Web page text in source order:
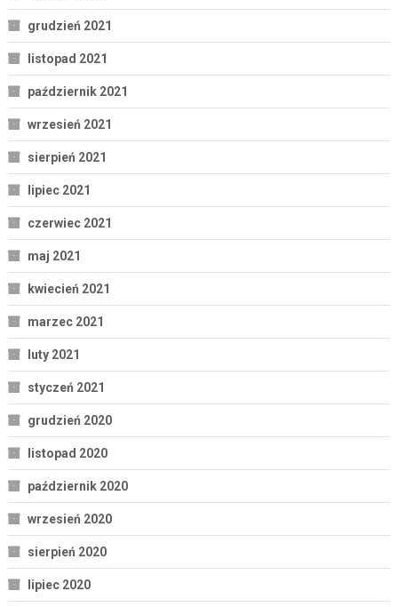
grudzień 2021
listopad 2021
październik 2021
wrzesień 2021
sierpień 2021
lipiec 2021
czerwiec 2021
maj 2021
kwiecień 2021
marzec 2021
luty 2021
styczeń 2021
grudzień 2020
listopad 2020
październik 2020
wrzesień 2020
sierpień 2020
lipiec 2020